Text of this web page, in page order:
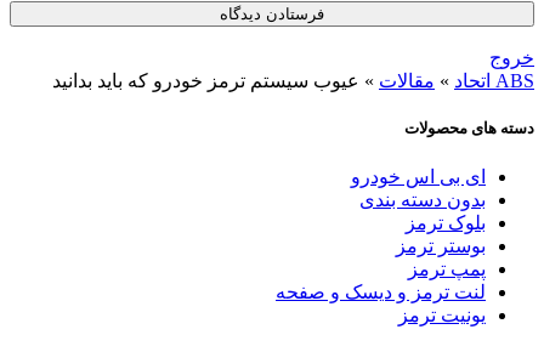
خروج
ABS اتحاد
» مقالات » عیوب سیستم ترمز خودرو که باید بدانید
دسته های محصولات
ای بی اس خودرو
بدون دسته بندی
بلوک ترمز
بوستر ترمز
پمپ ترمز
لنت ترمز و دیسک و صفحه
یونیت ترمز